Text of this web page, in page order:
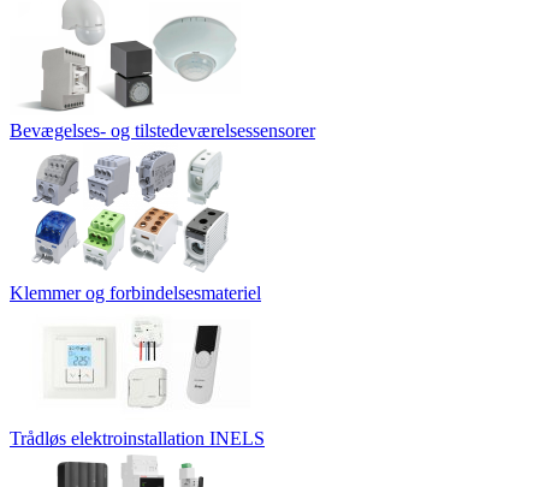
Bevægelses- og tilstedeværelsessensorer
Klemmer og forbindelsesmateriel
Trådløs elektroinstallation INELS